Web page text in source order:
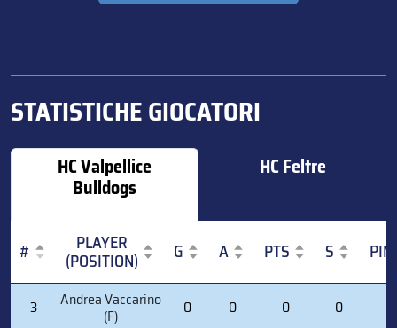
STATISTICHE GIOCATORI
HC Valpellice
Bulldogs
HC Feltre
# PLAYER
(POSITION) G A PTS S
PIM
PLAYER
(POSITION)
3 Andrea Vaccarino
(F) 0 0 0 0